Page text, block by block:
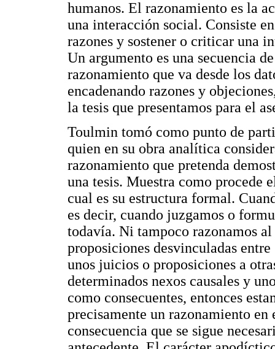
humanos. El razonamiento es la
una interacción social. Consiste
razones y sostener o criticar una
Un argumento es una secuencia
razonamiento que va desde los
encadenando razones y
la tesis que presentamos para el
Toulmin tomó como punto de
quien en su obra analítica
razonamiento que pretenda
una tesis. Muestra como procede
cual es su estructura formal.
es decir, cuando juzgamos o
todavía. Ni tampoco razonamos
proposiciones desvinculadas
unos juicios o proposiciones a
determinados nexos causales y
como consecuentes, entonces
precisamente un razonamiento
consecuencia que se sigue